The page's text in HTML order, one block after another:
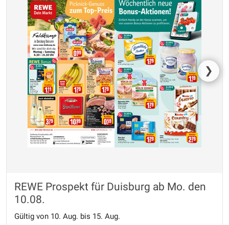
❯
REWE Prospekt für Duisburg ab Mo. den
10.08.
Gültig von 10. Aug. bis 15. Aug.